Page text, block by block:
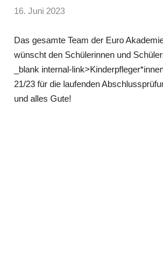
16. Juni 2023
Das gesamte Team der Euro
wünscht den Schülerinnen und
_blank internal-
21/23 für die laufenden
und alles Gute!